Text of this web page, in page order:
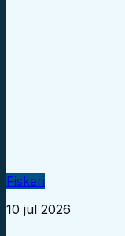
Fiskeri
10 jul 2026